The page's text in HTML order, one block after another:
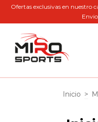
Ofertas exclusivas en nuestro
Inicio >